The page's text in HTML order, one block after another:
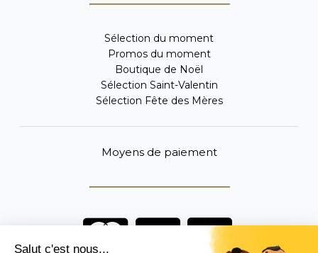
Sélection du moment
Promos du moment
Boutique de Noël
Sélection Saint-Valentin
Sélection Fête des Mères
Moyens de paiement